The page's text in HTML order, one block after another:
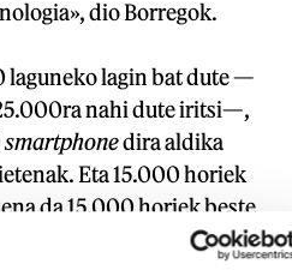
dio Borregok.
laguneko lagin bat dute —
nahi dute iritsi—,
smartphonedira aldika
Eta 15.000 horiek
da 15.000 horiek beste
Lagin horiek